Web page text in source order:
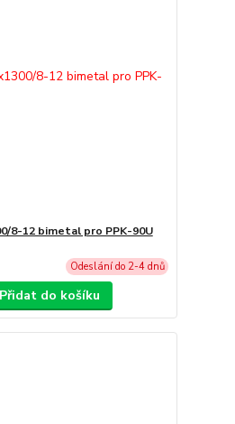
8-12 bimetal pro PPK-90U
Odeslání do 2-4 dnů
Přidat do košíku